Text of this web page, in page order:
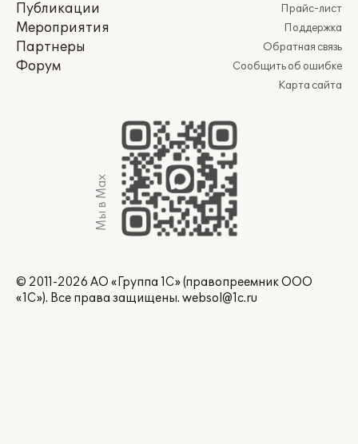
Публикации
Мероприятия
Партнеры
Форум
Прайс-лист
Поддержка
Обратная связь
Сообщить об ошибке
Карта сайта
Мы в Max
© 2011-2026 АО «Группа 1С» (правопреемник ООО
«1С»). Все права защищены. websol@1c.ru